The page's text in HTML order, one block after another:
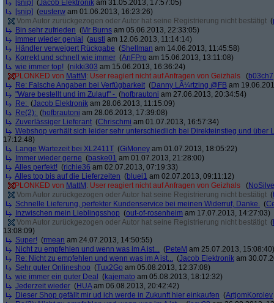
[snip] (Jacob Elektronik am 31.05.2013, 17:57:05)
[snip] (eusterw am 01.06.2013, 16:23:26)
Vom Autor zurückgezogen oder Autor hat seine Registrierung nicht bestätigt (
Bin sehr zufrieden (Mr Burns am 05.06.2013, 22:33:05)
immer wieder genial
(austi am 12.06.2013, 11:14:14)
Händler verweigert Rückgabe (Shellman am 14.06.2013, 11:45:58)
Korrekt und schnell wie immer (AnFPro am 15.06.2013, 13:11:08)
wie immer top! (nikki303 am 15.06.2013, 16:36:24)
PLONKED von MattM : User reagiert nicht auf Anfragen von Geizhals (b03ch7
Re: Falsche Angaben bei Verfügbarkeit (Danny LÃ¼rtzing @FB am
"Ware bestellt und im Zulauf" - (hofbrautoni am 27.06.2013, 20:34:54)
Re: (Jacob Elektronik am 28.06.2013, 11:15:09)
Re(2): (hofbrautoni am 28.06.2013, 17:39:08)
Zuverlässiger Lieferant (Chrischmi am 01.07.2013, 16:57:34)
Webshop verhält sich leider sehr unterschiedlich bei Direkteinstieg und über
17:12:48)
Lange Wartezeit bei XL2411T (GiMoney am 01.07.2013, 18:05:22)
Immer wieder gerne (baske01 am 01.07.2013, 21:28:00)
Alles perfekt! (richie36 am 02.07.2013, 07:19:33)
Alles top bis auf die Lieferzeiten (bluei1 am 02.07.2013, 09:11:12)
PLONKED von MattM : User reagiert nicht auf Anfragen von Geizhals (
Vom Autor zurückgezogen oder Autor hat seine Registrierung nicht bestätigt (
Schnelle Lieferung, perfekter Kundenservice bei meinen Widerruf, Danke. (
Inzwischen mein Lieblingsshop (out-of-rosenheim am 17.07.2013, 14:27:03)
Vom Autor zurückgezogen oder Autor hat seine Registrierung nicht bestätigt (
13:08:09)
Super! (rmean am 24.07.2013, 14:50:55)
Nicht zu empfehlen und wenn was im A ist... (PeteM am 25.07.2013, 15:08:40)
Re: Nicht zu empfehlen und wenn was im A ist... (Jacob Elektronik am
Sehr guter Onlineshop (Tux2Go am 05.08.2013, 12:37:08)
wie immer ein guter Deal
(kajemato am 05.08.2013, 18:12:32)
Jederzeit wieder (HUAam 06.08.2013, 20:42:42)
Dieser Shop gefällt mir ud ich werde in Zukunft hier einkaufen (ArtjomKorolev